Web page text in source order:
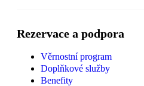
Rezervace a podpora
Věrnostní program
Doplňkové služby
Benefity